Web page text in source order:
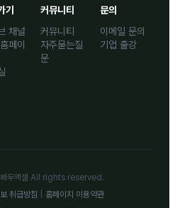
기
채널
페이
커뮤니티
커뮤니티
자주묻는질
문
문의
이메일 문의
기업 출강
두엑셀 All rights reserved.
취급방침 홈페이지 이용약관